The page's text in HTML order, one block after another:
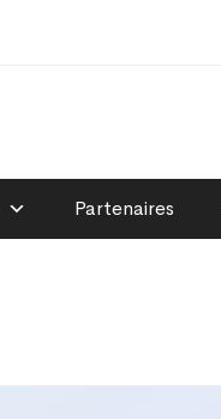
Partenaires